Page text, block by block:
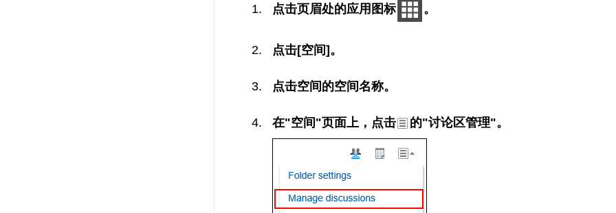
点击页眉处的应用图标 。
点击[空间]。
点击空间的空间名称。
在"空间"页面上，点击 的"讨论区管理"。